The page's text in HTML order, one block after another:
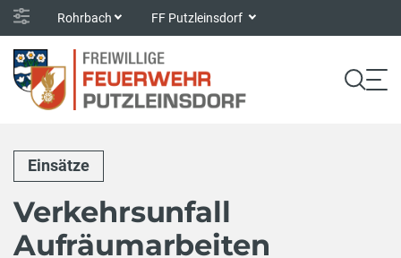
Rohrbach FF Putzleinsdorf
Einsätze
Verkehrsunfall
Aufräumarbeiten